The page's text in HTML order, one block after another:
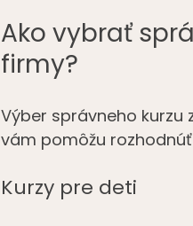
Ako vybrať
firmy?
Výber správneho kurzu
vám pomôžu
Kurzy pre deti